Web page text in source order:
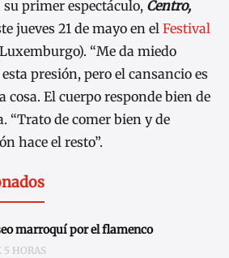
primer espectáculo, Centro,
jueves 21 de mayo en el Festival
“Me da miedo
presión, pero el cansancio es
cosa. El cuerpo responde bien de
“Trato de comer bien y de
hace el resto”.
marroquí por el flamenco
5 HORAS